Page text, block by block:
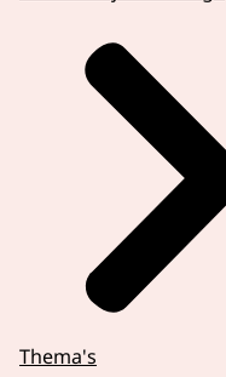
Thema's